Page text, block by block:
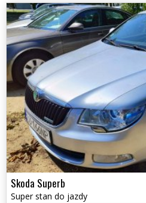
Skoda Superb
Super stan do jazdy